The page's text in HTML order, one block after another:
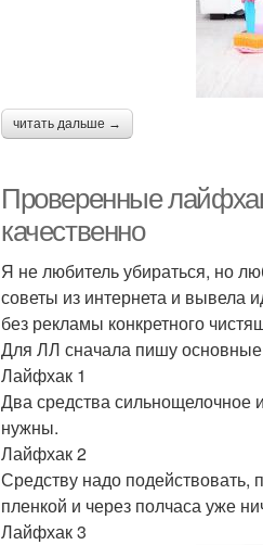
читать дальше →
Проверенные
качественно
Я не любитель убираться, но
советы из интернета и вывела
без рекламы конкретного
Для ЛЛ сначала пишу
Лайфхак 1
Два средства сильнощелочное
нужны.
Лайфхак 2
Средству надо
пленкой и через полчаса уже
Лайфхак 3